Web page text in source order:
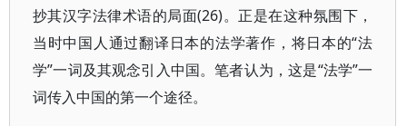
抄其汉字法律术语的局面(26)。正是在这种氛围下，
当时中国人通过翻译日本的法学著作，将日本的“法
学”一词及其观念引入中国。笔者认为，这是“法学”一
词传入中国的第一个途径。